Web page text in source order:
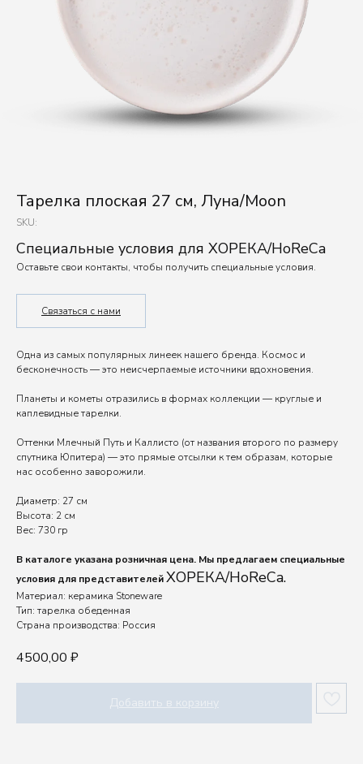
Тарелка плоская 27 см, Луна/Moon
SKU:
4500,00 ₽
Добавить в корзину
Специальные условия для ХОРЕКА/HoReCa
Оставьте свои контакты, чтобы получить специальные условия.
Связаться с нами
Одна из самых популярных линеек нашего бренда. Космос и
бесконечность — это неисчерпаемые источники вдохновения.
Планеты и кометы отразились в формах коллекции — круглые и
каплевидные тарелки.
Оттенки Млечный Путь и Каллисто (от названия второго по размеру
спутника Юпитера) — это прямые отсылки к тем образам, которые
нас особенно заворожили.
Диаметр: 27 см
Высота: 2 см
Вес: 730 гр
В каталоге указана розничная цена. Мы предлагаем специальные
условия для представителейХОРЕКА/HoReCa.
Материал: керамика Stoneware
Тип: тарелка обеденная
Страна производства: Россия